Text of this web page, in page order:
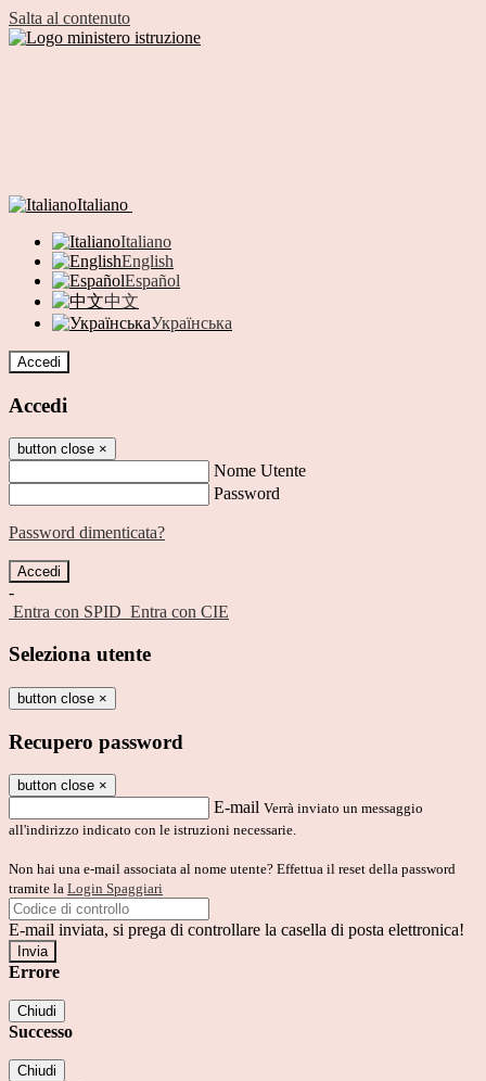
Salta al contenuto
Italiano
Italiano
English
Español
中文
Українська
Accedi
Accedi
button close ×
Nome Utente
Password
Password dimenticata?
-
Entra con SPID Entra con CIE
Seleziona utente
button close ×
Recupero password
button close ×
E-mail Verrà inviato un messaggio
all'indirizzo indicato con le istruzioni necessarie.
Non hai una e-mail associata al nome utente? Effettua il reset della password
tramite la Login Spaggiari
E-mail inviata, si prega di controllare la casella di posta elettronica!
Errore
Chiudi
Successo
Chiudi